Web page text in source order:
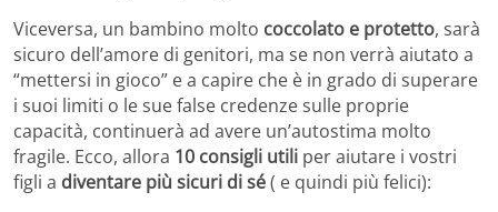
Viceversa, un bambino molto coccolato e protetto, sarà
sicuro dell’amore di genitori, ma se non verrà aiutato a
“mettersi in gioco” e a capire che è in grado di superare
i suoi limiti o le sue false credenze sulle proprie
capacità, continuerà ad avere un’autostima molto
fragile. Ecco, allora 10 consigli utili per aiutare i vostri
figli a diventare più sicuri di sé( e quindi più felici):